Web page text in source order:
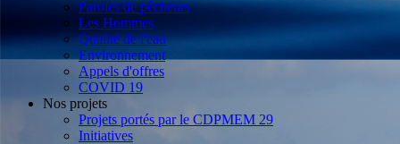
Paroles de pêcheurs
Les Hommes
Qualité de l'eau
Environnement
Appels d'offres
COVID 19
Nos projets
Projets portés par le CDPMEM 29
Initiatives